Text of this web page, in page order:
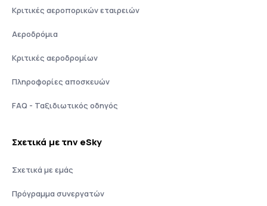
Κριτικές αεροπορικών εταιρειών
Αεροδρόμια
Κριτικές αεροδρομίων
Πληροφορίες αποσκευών
FAQ - Ταξιδιωτικός οδηγός
Σχετικά με την eSky
Σχετικά με εμάς
Πρόγραμμα συνεργατών